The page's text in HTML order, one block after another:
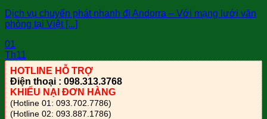
Dịch vụ chuyển phát nhanh đi Andorra – Với mạng lưới văn
phòng tại Việt [...]
01
Th11
HOTLINE HỖ TRỢ
Điện thoại : 098.313.3768
KHIẾU NẠI ĐƠN HÀNG
(Hotline 01: 093.702.7786)
(Hotline 02: 093.887.1786)